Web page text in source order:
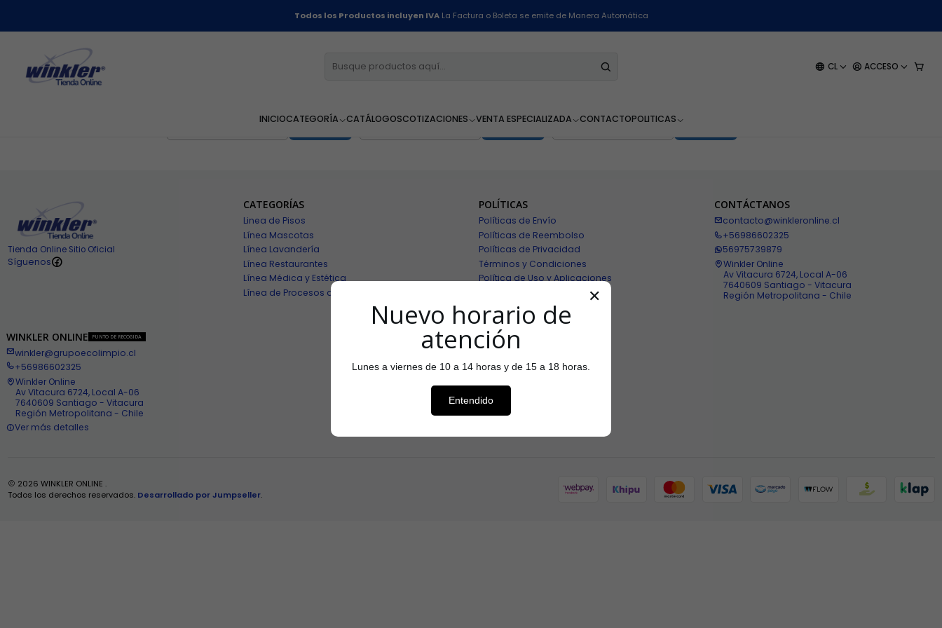
CL ACCESO
INICIOCATEGORÍA CATÁLOGOSCOTIZACIONES VENTA ESPECIALIZADA CONTACTOPOLITICAS
Todos los Productos incluyen IVALa Factura o Boleta se emite de Manera Automática
Inicio Linea Piscina
Decantador de Piscina WK-875 -
Cloro para Piscina al 7% - Winkler Cloro en Tabletas - Winkler - 1 Kilo
Tienda Online Sitio Oficial
Síguenos
CATEGORÍAS
Linea de Pisos
Línea Mascotas
Línea Lavandería
Línea Restaurantes
Línea Médica y Estética
Línea de Procesos de Alimentos
POLÍTICAS
Políticas de Envío
Políticas de Reembolso
Políticas de Privacidad
Términos y Condiciones
Política de Uso y Aplicaciones
CONTÁCTANOS
contacto@winkleronline.cl
+56986602325
56975739879
Winkler Online
Av Vitacura 6724, Local A-06
7640609 Santiago - Vitacura
Región Metropolitana - Chile
WINKLER ONLINE PUNTO DE RECOGIDA
winkler@grupoecolimpio.cl
+56986602325
Winkler Online
Av Vitacura 6724, Local A-06
7640609 Santiago - Vitacura
Región Metropolitana - Chile
Ver más detalles
2026 WINKLER ONLINE .
Todos los derechos reservados. Desarrollado por Jumpseller.
✕
Nuevo horario de
atención
Lunes a viernes de 10 a 14 horas y de 15 a 18 horas.
Entendido